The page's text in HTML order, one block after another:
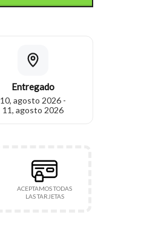
Entregado
10, agosto 2026 -
11, agosto 2026
ACEPTAMOS TODAS
LAS TARJETAS